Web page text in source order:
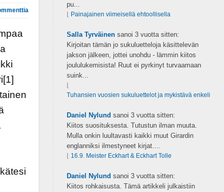
pu...
Painajainen viimeisellä ehtoollisella
Salla Tyrväinensanoi 3 vuotta sitten:
Kirjoitan tämän jo sukuluetteloja käsittelevän
jakson jälkeen, jottei unohdu - lämmin kiitos
joululukemisista! Ruut ei pyrkinyt turvaamaan
suink...
Tuhansien vuosien sukuluettelot ja mykistävä enkeli
Daniel Nylund sanoi 3 vuotta sitten:
Kiitos suosituksesta. Tutustun ilman muuta.
Mulla onkin luultavasti kaikki muut Girardin
englanniksi ilmestyneet kirjat....
16.9. Meister Eckhart & Eckhart Tolle
Daniel Nylund sanoi 3 vuotta sitten:
Kiitos rohkaisusta. Tämä artikkeli julkaistiin